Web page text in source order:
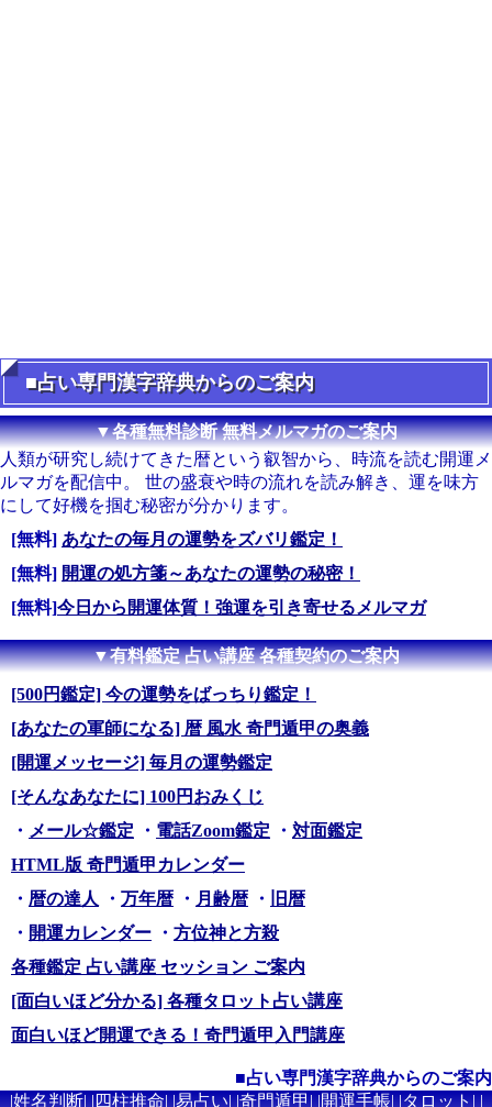
■占い専門漢字辞典からのご案内
▼各種無料診断 無料メルマガのご案内
人類が研究し続けてきた暦という叡智から、時流を読む開運メ
ルマガを配信中。 世の盛衰や時の流れを読み解き、運を味方
にして好機を掴む秘密が分かります。
[無料] あなたの毎月の運勢をズバリ鑑定！
[無料] 開運の処方箋～あなたの運勢の秘密！
[無料]今日から開運体質！強運を引き寄せるメルマガ
▼有料鑑定 占い講座 各種契約のご案内
[500円鑑定] 今の運勢をばっちり鑑定！
[あなたの軍師になる] 暦 風水 奇門遁甲の奥義
[開運メッセージ] 毎月の運勢鑑定
[そんなあなたに] 100円おみくじ
・ メール☆鑑定 ・ 電話Zoom鑑定 ・ 対面鑑定
HTML版 奇門遁甲カレンダー
・ 暦の達人 ・ 万年暦 ・ 月齢暦 ・
旧暦
・ 開運カレンダー ・ 方位神と方殺
各種鑑定 占い講座 セッション ご案内
[面白いほど分かる] 各種タロット占い講座
面白いほど開運できる！奇門遁甲入門講座
■占い専門漢字辞典からのご案内
|姓名判断| |四柱推命| |易占い| |奇門遁甲| |開運手帳| |タロット| |